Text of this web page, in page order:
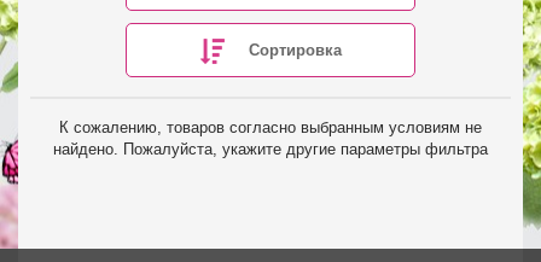
Сортировка
К сожалению, товаров согласно выбранным условиям не
найдено. Пожалуйста, укажите другие параметры фильтра